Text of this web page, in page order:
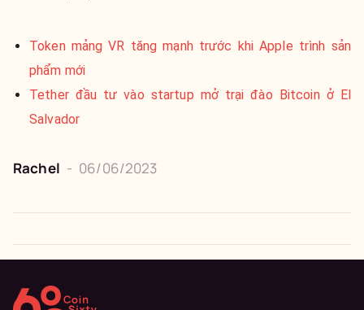
Token mảng VR tăng mạnh trước khi Apple trình sản
phẩm mới
Tether đầu tư vào startup mở trại đào Bitcoin ở El
Salvador
Rachel - 06/06/2023